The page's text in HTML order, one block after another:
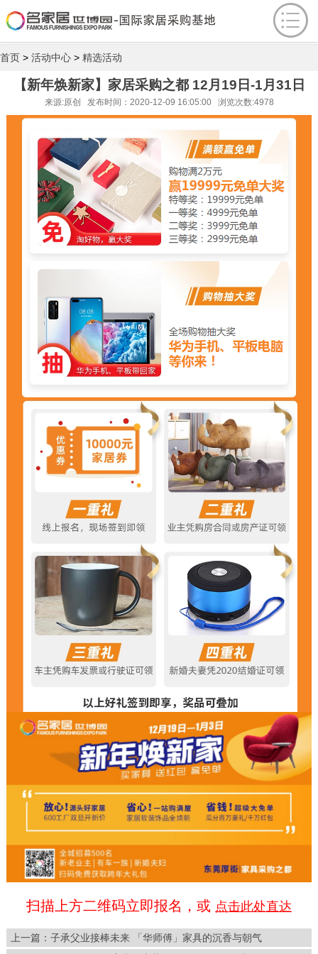
首页 > 活动中心 > 精选活动
【新年焕新家】家居采购之都 12月19日-1月31日
来源:原创 发布时间：2020-12-09 16:05:00 浏览次数:4978
扫描上方二维码立即报名 ，或 点击此处直达
上一篇： 子承父业接棒未来 「华师傅」家具的沉香与朝气